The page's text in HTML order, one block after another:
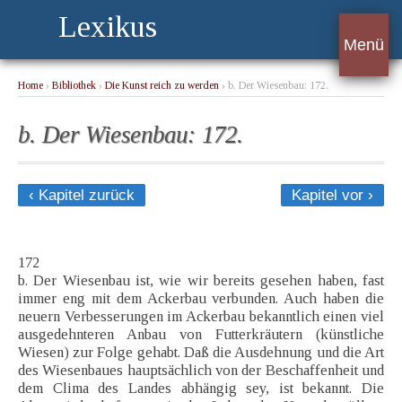
Lexikus
Menü
Home › Bibliothek › Die Kunst reich zu werden › b. Der Wiesenbau: 172.
b. Der Wiesenbau: 172.
‹ Kapitel zurück Kapitel vor ›
172
b. Der Wiesenbau ist, wie wir bereits gesehen haben, fast
immer eng mit dem Ackerbau verbunden. Auch haben die
neuern Verbesserungen im Ackerbau bekanntlich einen viel
ausgedehnteren Anbau von Futterkräutern (künstliche
Wiesen) zur Folge gehabt. Daß die Ausdehnung und die Art
des Wiesenbaues hauptsächlich von der Beschaffenheit und
dem Clima des Landes abhängig sey, ist bekannt. Die